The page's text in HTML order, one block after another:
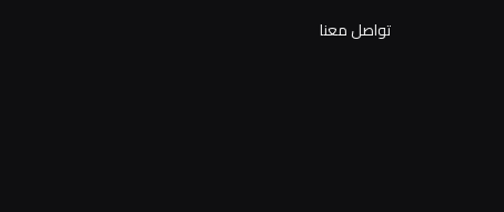
تواصل معنا